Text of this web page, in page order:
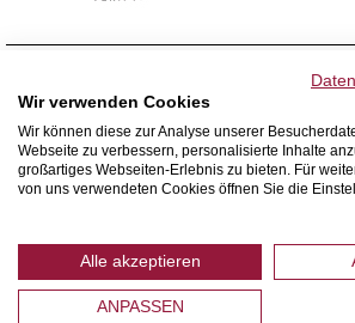
WIR VERSENDEN MIT
Wir verwenden Cookies
Wir können diese zur Analyse unserer
Webseite zu verbessern, personalisierte Inhalte
großartiges Webseiten-Erlebnis zu bieten. Für
von uns verwendeten Cookies öffnen Sie die
Alle akzeptieren
ANPASSEN